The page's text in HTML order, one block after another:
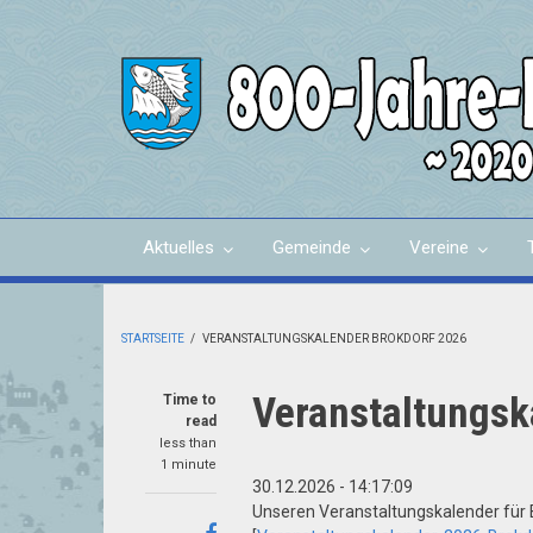
Aktuelles Gemeinde Vereine
STARTSEITE / VERANSTALTUNGSKALENDER BROKDORF 2026
Time to
read
less than
1 minute
30.12.2026 - 14:17:09
Unseren Veranstaltungskalender für